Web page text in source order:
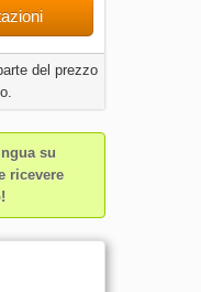
del prezzo
su
ricevere